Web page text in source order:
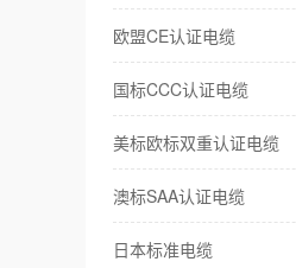
欧盟CE认证电缆
国标CCC认证电缆
美标欧标双重认证电缆
澳标SAA认证电缆
日本标准电缆